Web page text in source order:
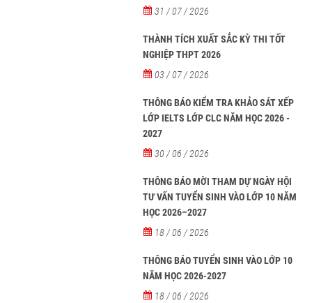
tại các trường từ năm học 2026-2027
31 / 07 / 2026
THÀNH TÍCH XUẤT SẮC KỲ THI TỐT
NGHIỆP THPT 2026
03 / 07 / 2026
THÔNG BÁO KIỂM TRA KHẢO SÁT XẾP
LỚP IELTS LỚP CLC NĂM HỌC 2026 -
2027
30 / 06 / 2026
THÔNG BÁO MỜI THAM DỰ NGÀY HỘI
TƯ VẤN TUYỂN SINH VÀO LỚP 10 NĂM
HỌC 2026–2027
18 / 06 / 2026
THÔNG BÁO TUYỂN SINH VÀO LỚP 10
NĂM HỌC 2026-2027
18 / 06 / 2026